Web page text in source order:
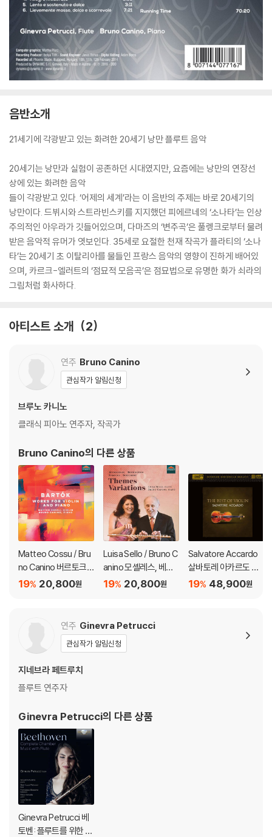
음반소개
21세기에 각광받고 있는 화려한 20세기 낭만 플루트 음악
20세기는 낭만과 실험이 공존하던 시대였지만, 요즘에는 낭만의 연장선
상에 있는 화려한 음악
들이 각광받고 있다. ‘어제의 세계’라는 이 음반의 주제는 바로 20세기의
낭만이다. 드뷔시와 스트라빈스키를 지지했던 피에르네의 ‘소나타’는 인상
주의적인 아우라가 깃들어있으며, 다마즈의 ‘변주곡’은 풀렝크로부터 물려
받은 음악적 유머가 엿보인다. 35세로 요절한 천재 작곡가 플라티의 ‘소나
타’는 20세기 초 이탈리아를 물들인 프랑스 음악의 영향이 진하게 배어있
으며, 카르크-엘러트의 ‘점묘적 모음곡’은 점묘법으로 유명한 화가 쇠라의
그림처럼 화사하다.
아티스트 소개 2
연주 Bruno Canino
관심작가 알림신청
브루노 카니노
클래식 피아노 연주자, 작곡가
Bruno Canino의 다른 상품
Matteo Cossu / Bru
no Canino 버르토크:
광시곡 1, 2번, 바이올린
20,800원
19%
Luisa Sello / Bruno C
anino 모셸레스, 베토
벤, 슈트라우스, 슈베르
20,800원
19%
Salvatore Accardo
살바토레 아카르도 명
연주 모음집 (The Bes
48,900원
19%
연주 Ginevra Petrucci
관심작가 알림신청
지네브라 페트루치
플루트 연주자
Ginevra Petrucci의 다른 상품
Ginevra Petrucci 베
토벤: 플루트를 위한 실